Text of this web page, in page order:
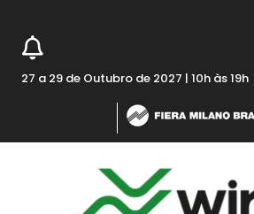
27 a 29 de Outubro de 2027 | 10h às 19h